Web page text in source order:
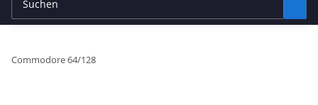
Commodore 64/128